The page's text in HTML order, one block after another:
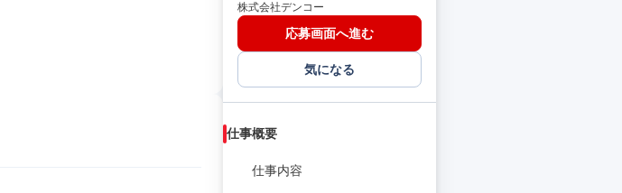
株式会社デンコー
応募画面へ進む
気になる
仕事概要
仕事内容